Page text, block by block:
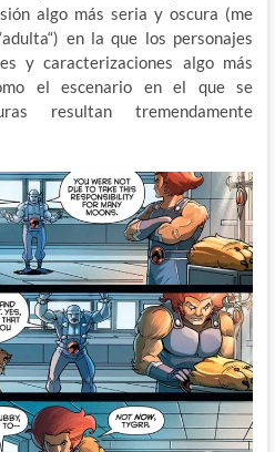
algo más seria y oscura (me
en la que los personajes
y caracterizaciones algo más
el escenario en el que se
resultan tremendamente